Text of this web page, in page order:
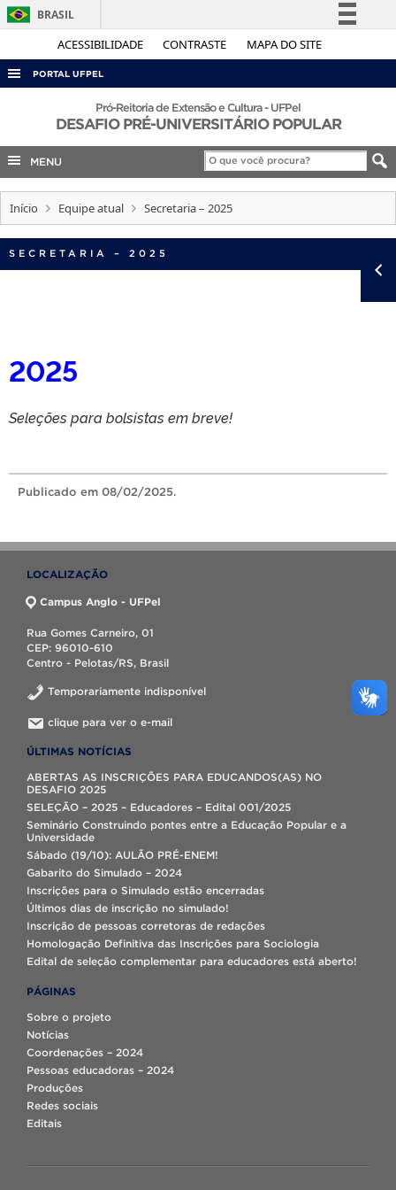
ACESSIBILIDADE CONTRASTE MAPA DO SITE
BRASIL
Simplifique!
Acesso à informação
Legislação
Canais
PORTAL UFPEL
ACESSO À INFORMAÇÃO
COBALTO
CONCURSOS
EDITAIS
INTERNACIONAL
Pró-Reitoria de Extensão e Cultura - UFPel
DESAFIO PRÉ-UNIVERSITÁRIO POPULAR
MENU
Início Equipe atual Secretaria – 2025
SECRETARIA – 2025
2025
Seleções para bolsistas em breve!
Publicado em 08/02/2025.
LOCALIZAÇÃO
Campus Anglo - UFPel
Rua Gomes Carneiro, 01
CEP: 96010-610
Centro - Pelotas/RS, Brasil
Temporariamente indisponível
clique para ver o e-mail
ÚLTIMAS NOTÍCIAS
ABERTAS AS INSCRIÇÕES PARA EDUCANDOS(AS) NO
DESAFIO 2025
SELEÇÃO – 2025 – Educadores – Edital 001/2025
Seminário Construindo pontes entre a Educação Popular e a
Universidade
Sábado (19/10): AULÃO PRÉ-ENEM!
Gabarito do Simulado – 2024
Inscrições para o Simulado estão encerradas
Últimos dias de inscrição no simulado!
Inscrição de pessoas corretoras de redações
Homologação Definitiva das Inscrições para Sociologia
Edital de seleção complementar para educadores está aberto!
PÁGINAS
Sobre o projeto
Notícias
Coordenações – 2024
Pessoas educadoras – 2024
Produções
Redes sociais
Editais